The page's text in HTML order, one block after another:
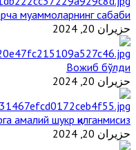
муаммоларнинг сабаби
حزيران 20, 2024
Вожиб бўлди
حزيران 20, 2024
амалий шукр қилганмисиз?
حزيران 20, 2024